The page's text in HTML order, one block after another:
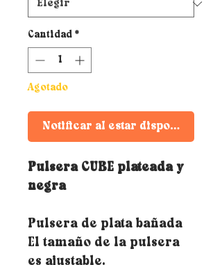
Cantidad *
Agotado
Notificar al estar disponible
Pulsera CUBE plateada y
negra
Pulsera de plata bañada
El tamaño de la pulsera
es ajustable.